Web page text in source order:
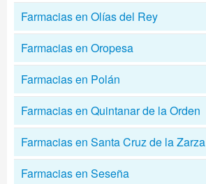
Farmacias en Olías del Rey
Farmacias en Oropesa
Farmacias en Polán
Farmacias en Quintanar de la Orden
Farmacias en Santa Cruz de la Zarza
Farmacias en Seseña